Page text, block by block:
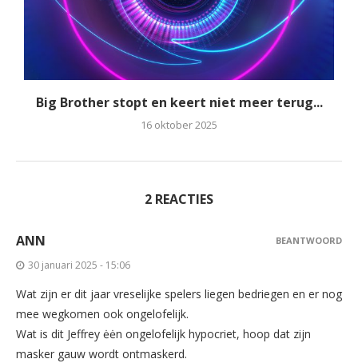
Big Brother stopt en keert niet meer terug...
16 oktober 2025
2 REACTIES
ANN
30 januari 2025 - 15:06
Wat zijn er dit jaar vreselijke spelers liegen bedriegen en er nog
mee wegkomen ook ongelofelijk.
Wat is dit Jeffrey ėėn ongelofelijk hypocriet, hoop dat zijn
masker gauw wordt ontmaskerd.
BEANTWOORD